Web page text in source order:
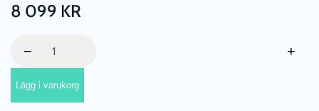
8 099 KR
Karla
duo
140x200
cm
− +
Lägg i varukorg